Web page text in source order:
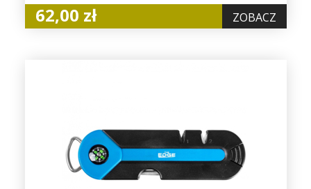
62,00 zł ZOBACZ